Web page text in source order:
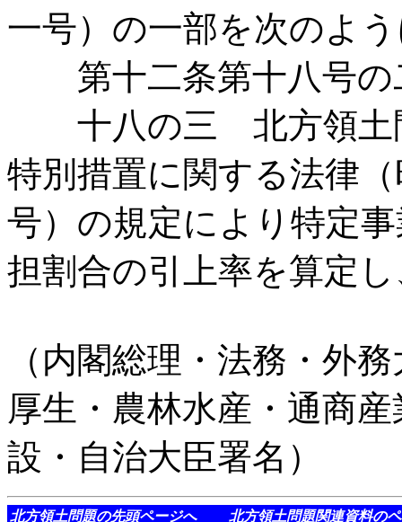
一号）の一部を次のよ
第十二条第十八号の
十八の三 北方領土
特別措置に関する法律
号）の規定により特定
担割合の引上率を算定
（内閣総理・法務・外
厚生・農林水産・通商
設・自治大臣署名）
北方領土問題の先頭ページへ 北方領土問題関連資料の